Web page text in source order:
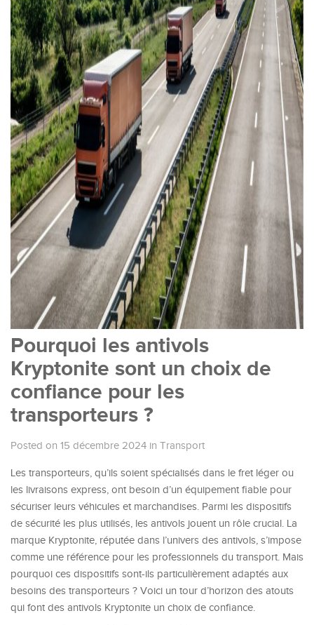
Pourquoi les antivols
Kryptonite sont un choix de
confiance pour les
transporteurs ?
Posted on 15 décembre 2024 in Transport
Les transporteurs, qu’ils soient spécialisés dans le fret léger ou
les livraisons express, ont besoin d’un équipement fiable pour
sécuriser leurs véhicules et marchandises. Parmi les dispositifs
de sécurité les plus utilisés, les antivols jouent un rôle crucial. La
marque Kryptonite, réputée dans l’univers des antivols, s’impose
comme une référence pour les professionnels du transport. Mais
pourquoi ces dispositifs sont-ils particulièrement adaptés aux
besoins des transporteurs ? Voici un tour d’horizon des atouts
qui font des antivols Kryptonite un choix de confiance.